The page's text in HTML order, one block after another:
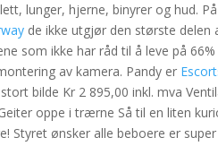
lunger, hjerne, binyrer og hud.
de ikke utgjør den største delen
som ikke har råd til å leve på
av kamera. Pandy er
bilde Kr 2 895,00 inkl. mva
oppe i trærne Så til en liten
Styret ønsker alle beboere er